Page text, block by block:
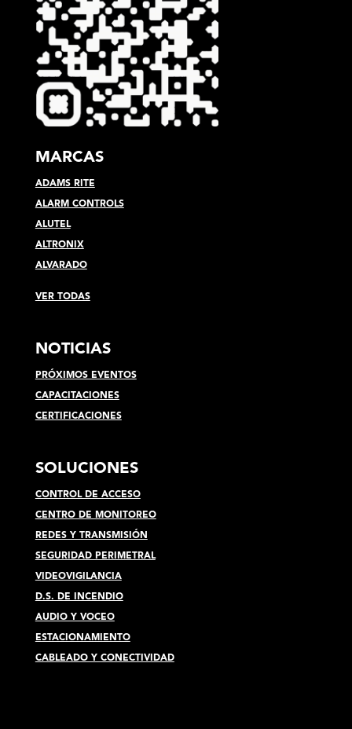
MARCAS
ADAMS RITE
ALARM CONTROLS
ALUTEL
ALTRONIX
ALVARADO
VER TODAS
NOTICIAS
PRÓXIMOS EVENTOS
CAPACITACIONES
CERTIFICACIONES
SOLUCIONES
CONTROL DE ACCESO
CENTRO DE MONITOREO
REDES Y TRANSMISIÓN
SEGURIDAD PERIMETRAL
VIDEOVIGILANCIA
D.S. DE INCENDIO
AUDIO Y VOCEO
ESTACIONAMIENTO
CABLEADO Y CONECTIVIDAD